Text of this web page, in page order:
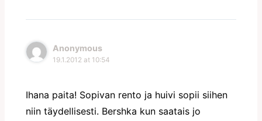
Anonymous
19.1.2012 at 10:54
Ihana paita! Sopivan rento ja huivi sopii siihen
niin täydellisesti. Bershka kun saatais jo